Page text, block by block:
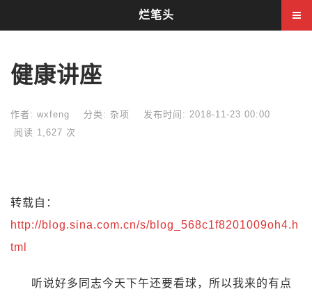
健康讲座
作者: wxfeng 分类: 杂项
发布时间: 2018-11-23 00:00
阅读 1,627 次
转载自：
http://blog.sina.com.cn/s/blog_568c1f8201009oh4.h
tml
听说好多同志今天下午还要看球，所以我来的有点
烂笔头